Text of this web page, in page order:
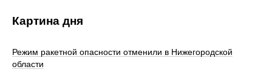
Картина дня
Режим ракетной опасности отменили в Нижегородской
области